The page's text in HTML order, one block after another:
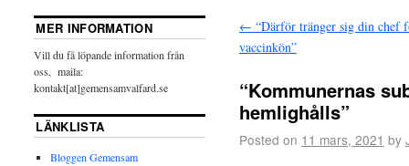
← “Därför tränger sig din chef
vaccinkön”
“Kommunernas
hemlighålls”
Posted on 11 mars, 2021 by
MER INFORMATION
Vill du få löpande information från
oss, maila:
kontakt[at]gemensamvalfard.se
LÄNKLISTA
Bloggen Gemensam